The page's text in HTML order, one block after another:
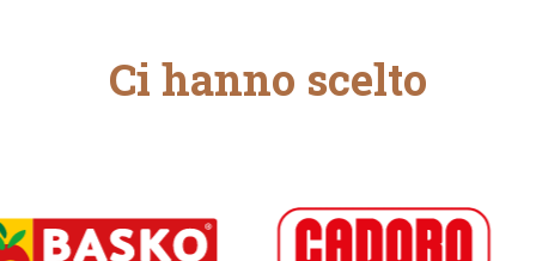
Ci hanno scelto